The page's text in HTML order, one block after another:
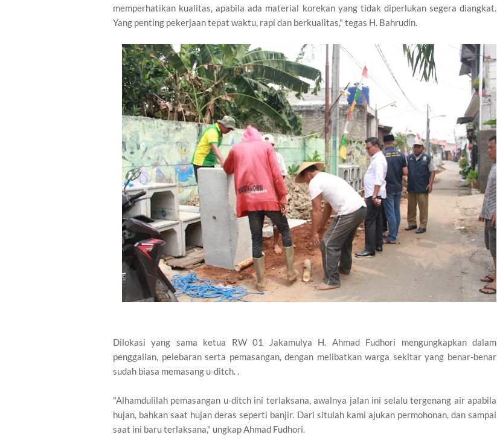
memperhatikan kualitas, apabila ada material korekan yang tidak diperlukan segera diangkat.
Yang penting pekerjaan tepat waktu, rapi dan berkualitas," tegas H. Bahrudin.
Dilokasi yang sama ketua RW 01 Jakamulya H. Ahmad Fudhori mengungkapkan dalam
penggalian, pelebaran serta pemasangan, dengan melibatkan warga sekitar yang benar-benar
sudah biasa memasang u-ditch. .
"Alhamdulilah pemasangan u-ditch ini terlaksana, awalnya jalan ini selalu tergenang air apabila
hujan, bahkan saat hujan deras seperti banjir. Dari situlah kami ajukan permohonan, dan sampai
saat ini baru terlaksana," ungkap Ahmad Fudhori.